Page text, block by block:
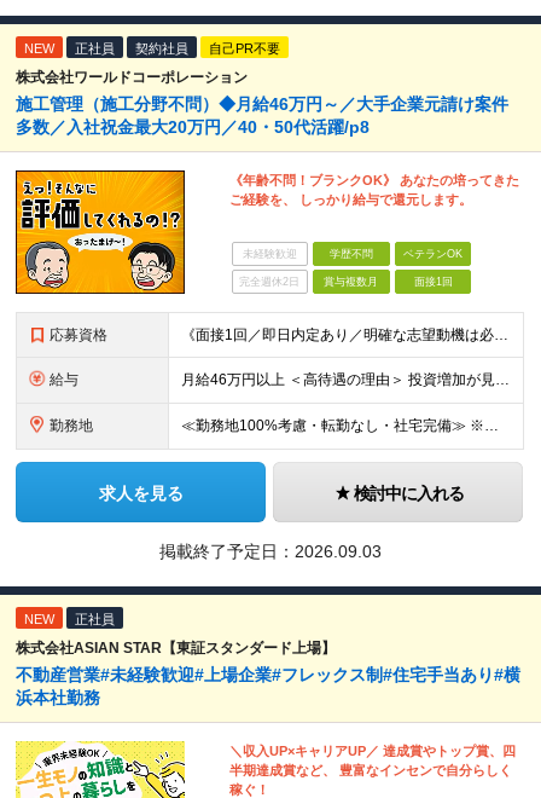
NEW 正社員 契約社員 自己PR不要
株式会社ワールドコーポレーション
施工管理（施工分野不問）◆月給46万円～／大手企業元請け案件
多数／入社祝金最大20万円／40・50代活躍/p8
《年齢不問！ブランクOK》 あなたの培ってきた
ご経験を、 しっかり給与で還元します。
未経験歓迎 学歴不問 ベテランOK
完全週休2日 賞与複数月 面接1回
応募資格 《面接1回／即日内定あり／明確な志望動機は必要なし》 ◆学歴・年齢不問 ◆建設業界での実務経験や設備設計（電気設備、空調・衛生設備）、土木設計（橋梁／トンネル・道路・造成／上下水道）などの業界経験者
給与 月給46万円以上 ＜高待遇の理由＞ 投資増加が見込まれる領域へ大きな強みを持つ当社には、大手建設会社の元請けの大型工事が多数寄せられます。そのため、施工管理として働く皆さんを、高待遇でお迎えすること
勤務地 ≪勤務地100%考慮・転勤なし・社宅完備≫ ※配属は全国のプロジェクト先 ※あなたの希望を考慮し、勤務地を決定します。 ※U・Iターン歓迎 ※出張面接も可能です！お住まいの近くに伺います。(応相談
求人を見る 検討中に入れる
掲載終了予定日： 2026.09.03
NEW 正社員
株式会社ASIAN STAR【東証スタンダード上場】
不動産営業#未経験歓迎#上場企業#フレックス制#住宅手当あり#横
浜本社勤務
＼収入UP×キャリアUP／ 達成賞やトップ賞、四
半期達成賞など、 豊富なインセンで自分らしく
稼ぐ！